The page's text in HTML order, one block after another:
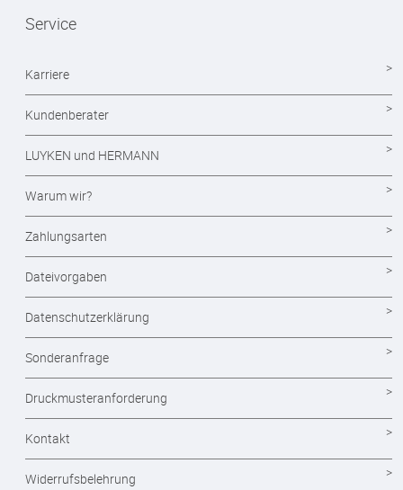
Mappen drucken
Notizblöcke
Durchschreibesätze
Formulare - Formularsätze
Endlosformulare
Briefpapier
Briefumschläge
Visitenkarten drucken
Eintrittskarten
Flyer
Layout und Grafikdesign
Plakate
Service
Karriere
Kundenberater
LUYKEN und HERMANN
Warum wir?
Zahlungsarten
Dateivorgaben
Datenschutzerklärung
Sonderanfrage
Druckmusteranforderung
Kontakt
Widerrufsbelehrung